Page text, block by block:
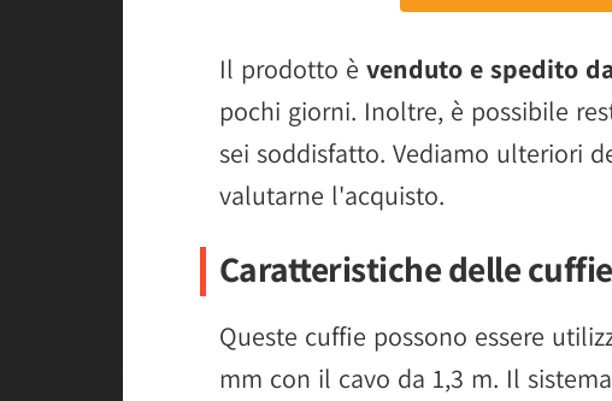
Il prodotto è venduto e spedito
pochi giorni. Inoltre, è possibile
sei soddisfatto. Vediamo ulteriori
valutarne l'acquisto.
Caratteristiche delle cuffie
Queste cuffie possono essere
mm con il cavo da 1,3 m. Il